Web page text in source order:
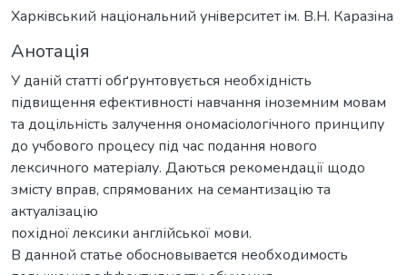
Харкiвський нацiональний унiверситет iм. В.Н. Каразiна
Анотація
У даній статті обґрунтовується необхідність
підвищення ефективності навчання іноземним мовам
та доцільність залучення ономасіологічного принципу
до учбового процесу під час подання нового
лексичного матеріалу. Даються рекомендації щодо
змісту вправ, спрямованих на семантизацію та
актуалізацію
похідної лексики англійської мови.
В данной статье обосновывается необходимость